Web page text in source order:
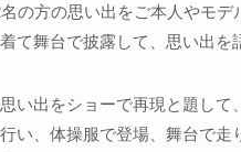
の方の思い出をご本人やモデ
て舞台で披露して、思い出を
い出をショーで再現と題して
い、体操服で登場、舞台で走